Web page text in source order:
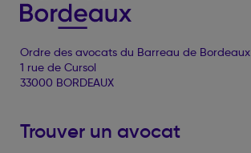
Ordre des avocats du Barreau de Bordeaux
1 rue de Cursol
33000 BORDEAUX
Trouver un avocat